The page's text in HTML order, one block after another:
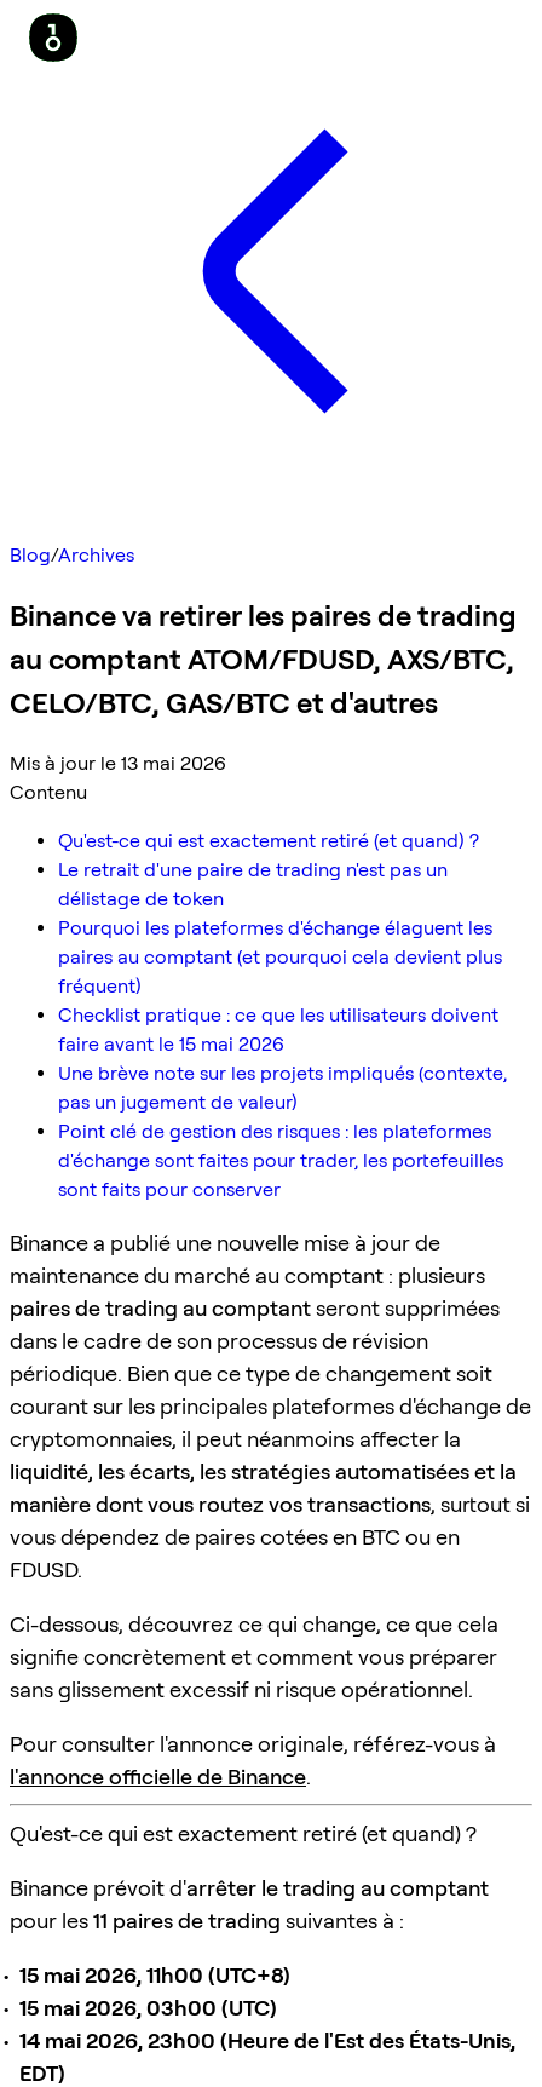
Blog/Archives
Binance va retirer les paires de trading
au comptant ATOM/FDUSD, AXS/BTC,
CELO/BTC, GAS/BTC et d'autres
Mis à jour le 13 mai 2026
Contenu
Qu'est-ce qui est exactement retiré (et quand) ?
Le retrait d'une paire de trading n'est pas un
délistage de token
Pourquoi les plateformes d'échange élaguent les
paires au comptant (et pourquoi cela devient plus
fréquent)
Checklist pratique : ce que les utilisateurs doivent
faire avant le 15 mai 2026
Une brève note sur les projets impliqués (contexte,
pas un jugement de valeur)
Point clé de gestion des risques : les plateformes
d'échange sont faites pour trader, les portefeuilles
sont faits pour conserver
Binance a publié une nouvelle mise à jour de
maintenance du marché au comptant : plusieurs
paires de trading au comptantseront supprimées
dans le cadre de son processus de révision
périodique. Bien que ce type de changement soit
courant sur les principales plateformes d'échange de
cryptomonnaies, il peut néanmoins affecter la
liquidité, les écarts, les stratégies automatisées et la
manière dont vous routez vos transactions, surtout si
vous dépendez de paires cotées en BTC ou en
FDUSD.
Ci-dessous, découvrez ce qui change, ce que cela
signifie concrètement et comment vous préparer
sans glissement excessif ni risque opérationnel.
Pour consulter l'annonce originale, référez-vous à
l'annonce officielle de Binance.
Qu'est-ce qui est exactement retiré (et quand) ?
Binance prévoit d'arrêter le trading au comptant
pour les11 paires de trading suivantes à :
15 mai 2026, 11h00 (UTC+8)
15 mai 2026, 03h00 (UTC)
14 mai 2026, 23h00 (Heure de l'Est des États-Unis,
EDT)